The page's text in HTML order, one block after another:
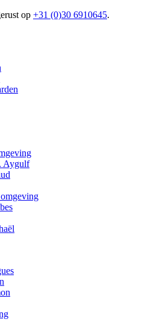
op +31 (0)30 6910645.
Aygulf